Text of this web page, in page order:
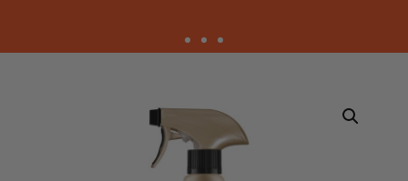
Gyors rendelésfeldolgozással segítünk, hogy hamar
kézhez kapd a csomagod.